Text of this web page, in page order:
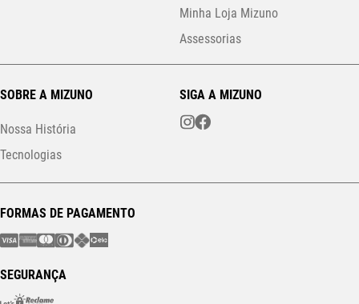
Minha Loja Mizuno
Assessorias
SOBRE A MIZUNO
Nossa História
Tecnologias
SIGA A MIZUNO
FORMAS DE PAGAMENTO
SEGURANÇA